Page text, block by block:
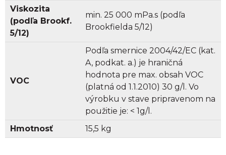
Viskozita
(podľa Brookf.
5/12)
min. 25 000 mPa.s (podľa
Brookfielda 5/12)
VOC
Podľa smernice 2004/42/EC (kat.
A, podkat. a.) je hraničná
hodnota pre max. obsah VOC
(platná od 1.1.2010) 30 g/l. Vo
výrobku v stave pripravenom na
použitie je: < 1g/l.
Hmotnosť
15,5 kg